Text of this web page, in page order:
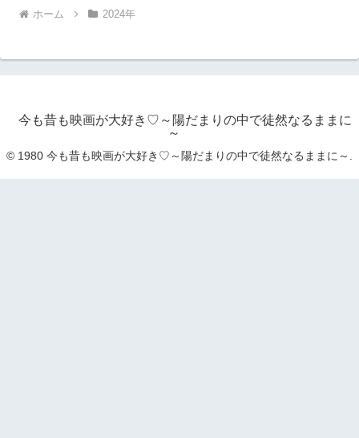
ホーム 2024年
今も昔も映画が大好き♡～陽だまりの中で徒然なるままに
～
© 1980 今も昔も映画が大好き♡～陽だまりの中で徒然なるままに～.